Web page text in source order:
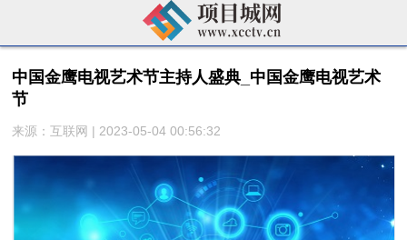
中国金鹰电视艺术节主持人盛典_中国金鹰电视艺术
节
来源：互联网 | 2023-05-04 00:56:32